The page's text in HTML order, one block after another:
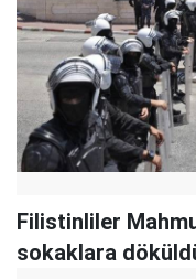
Filistinliler
sokaklara